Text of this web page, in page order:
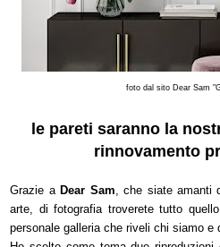
foto dal sito Dear Sam
le pareti saranno la
rinnovamento
Grazie a Dear Sam , che siate amanti
arte, di fotografia troverete tutto
personale galleria che riveli chi siamo e